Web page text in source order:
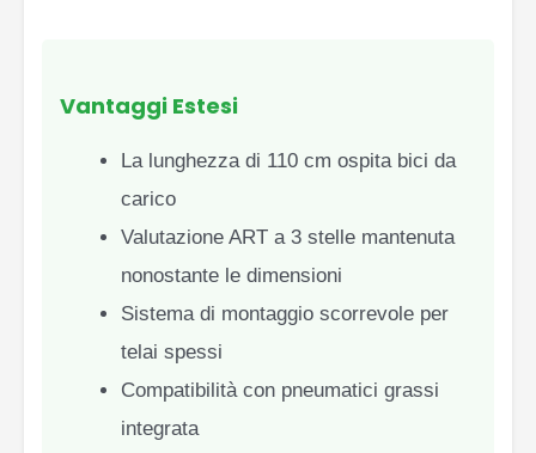
Vantaggi Estesi
La lunghezza di 110 cm ospita bici da
carico
Valutazione ART a 3 stelle mantenuta
nonostante le dimensioni
Sistema di montaggio scorrevole per
telai spessi
Compatibilità con pneumatici grassi
integrata